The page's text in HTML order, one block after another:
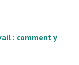
: comment y